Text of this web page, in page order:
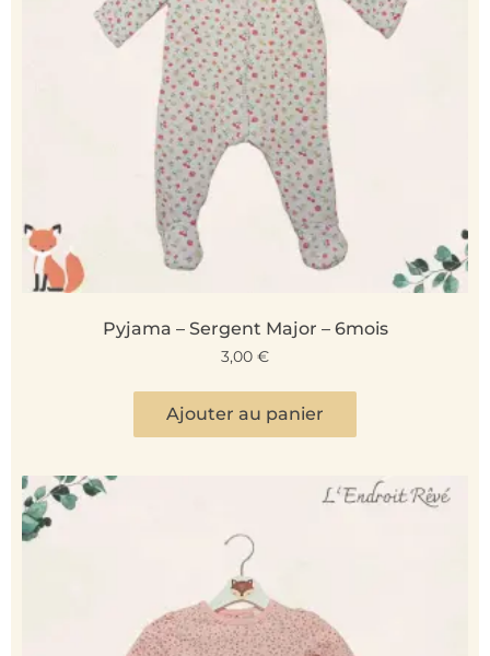
Pyjama – Sergent Major – 6mois
3,00 €
Ajouter au panier